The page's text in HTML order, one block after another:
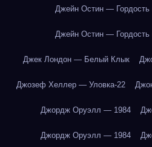
Джейн Остин — Гордость
Джейн Остин — Гордость
Джек Лондон — Белый Клык
Джозеф Хеллер — Уловка-22
Джордж Оруэлл — 1984
Джордж Оруэлл — 1984